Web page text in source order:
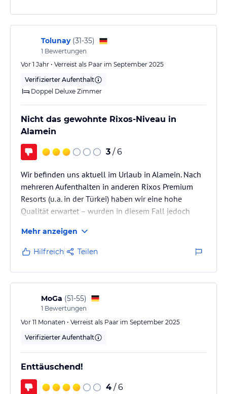
wirklich nichts zu bemängeln. Man merkt, dass hier
großer Wert auf Qualität und Komfort gelegt wird.
Besonders hervorzuheben…
Tolunay (31-35)
1 Bewertungen
Vor 1 Jahr • Verreist als Paar im September 2025
Verifizierter Aufenthalt
Doppel Deluxe Zimmer
Nicht das gewohnte Rixos-Niveau in
Alamein
3 / 6
Wir befinden uns aktuell im Urlaub in Alamein. Nach
mehreren Aufenthalten in anderen Rixos Premium
Resorts (u. a. in der Türkei) haben wir eine hohe
Qualität erwartet – wurden in diesem Fall jedoch
dem gewohnten Rixos-Premium-Niveau. Zwar gibt es
einige Lichtblicke, doch überwiegen leider die
negativen Erfahrungen in mehreren Bereichen.
Mehr anzeigen
Hilfreich Teilen
MoGa (51-55)
1 Bewertungen
Vor 11 Monaten • Verreist als Paar im September 2025
Verifizierter Aufenthalt
Enttäuschend!
4 / 6